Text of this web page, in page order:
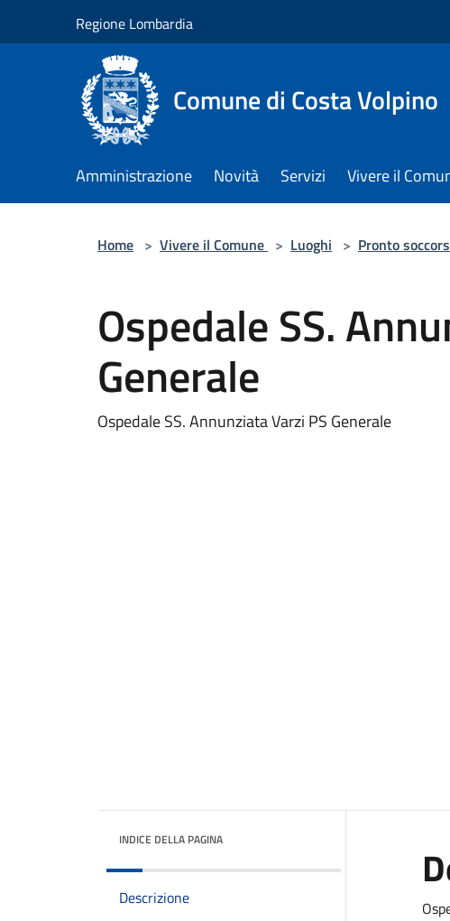
Regione Lombardia
Comune di Costa Volpino
Amministrazione Novità Servizi Vivere il
Home > Vivere il Comune > Luoghi > Pronto
Ospedale SS.
Generale
Ospedale SS. Annunziata Varzi PS Generale
INDICE DELLA PAGINA
Descrizione